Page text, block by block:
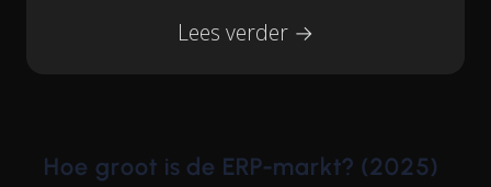
Lees verder →
Hoe groot is de ERP-markt? (2025)